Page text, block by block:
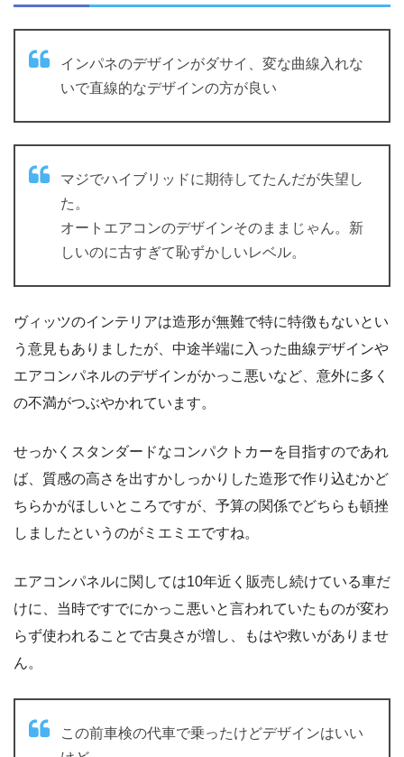
インパネのデザインがダサイ、変な曲線入れな
いで直線的なデザインの方が良い
マジでハイブリッドに期待してたんだが失望し
た。
オートエアコンのデザインそのままじゃん。新
しいのに古すぎて恥ずかしいレベル。
ヴィッツのインテリアは造形が無難で特に特徴もないとい
う意見もありましたが、中途半端に入った曲線デザインや
エアコンパネルのデザインがかっこ悪いなど、意外に多く
の不満がつぶやかれています。
せっかくスタンダードなコンパクトカーを目指すのであれ
ば、質感の高さを出すかしっかりした造形で作り込むかど
ちらかがほしいところですが、予算の関係でどちらも頓挫
しましたというのがミエミエですね。
エアコンパネルに関しては10年近く販売し続けている車だ
けに、当時ですでにかっこ悪いと言われていたものが変わ
らず使われることで古臭さが増し、もはや救いがありませ
ん。
この前車検の代車で乗ったけどデザインはいい